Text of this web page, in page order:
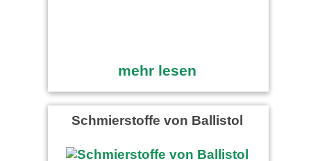
mehr lesen
Schmierstoffe von Ballistol